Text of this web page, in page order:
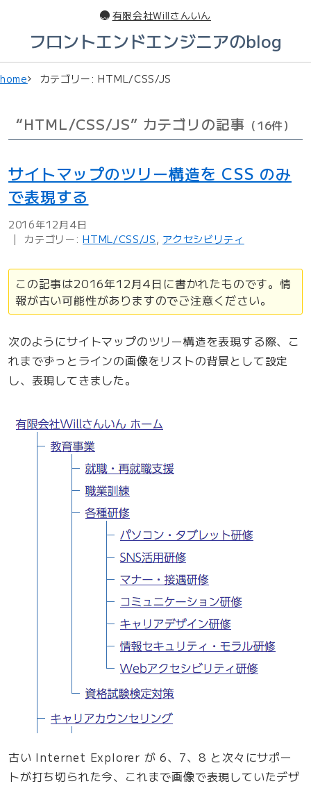
このページの本文へ
フロントエンドエンジニアのblog
有限会社Willさんいん
home カテゴリー: HTML/CSS/JS
“HTML/CSS/JS” カテゴリの記事 （16件）
サイトマップのツリー構造を CSS のみ
で表現する
2016年12月4日
カテゴリー:HTML/CSS/JS, アクセシビリティ
この記事は2016年12月4日に書かれたものです。情
報が古い可能性がありますのでご注意ください。
次のようにサイトマップのツリー構造を表現する際、こ
れまでずっとラインの画像をリストの背景として設定
し、表現してきました。
古い Internet Explorer が 6、7、8 と次々にサポー
トが打ち切られた今、これまで画像で表現していたデザ